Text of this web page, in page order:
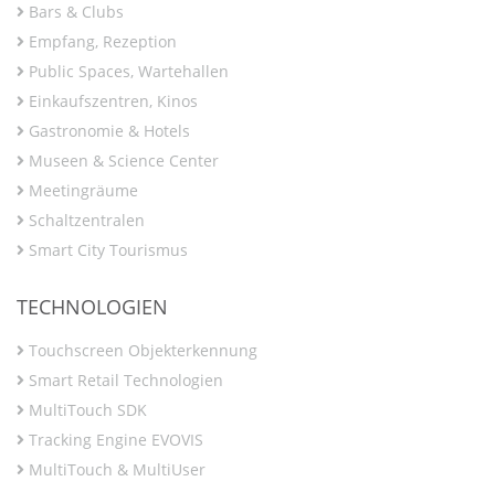
Bars & Clubs
Empfang, Rezeption
Public Spaces, Wartehallen
Einkaufszentren, Kinos
Gastronomie & Hotels
Museen & Science Center
Meetingräume
Schaltzentralen
Smart City Tourismus
TECHNOLOGIEN
Touchscreen Objekterkennung
Smart Retail Technologien
MultiTouch SDK
Tracking Engine EVOVIS
MultiTouch & MultiUser